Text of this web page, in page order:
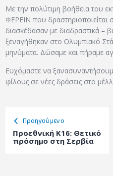
Με την πολύτιμη βοήθεια του
ΦΕΡΕΙΝ που δραστηριοποιείται
διασκέδασαν με διαδραστικά –
ξεναγήθηκαν στο Ολυμπιακό
μηνύματα. Δώσαμε και πήραμε
Ευχόμαστε να
φίλους σε νέες δράσεις στο
Προηγούμενο
Προεθνική Κ16: Θετικό
πρόσημο στη Σερβία